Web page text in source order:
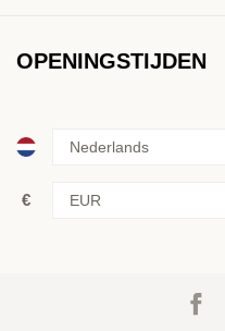
OPENINGSTIJDEN
€